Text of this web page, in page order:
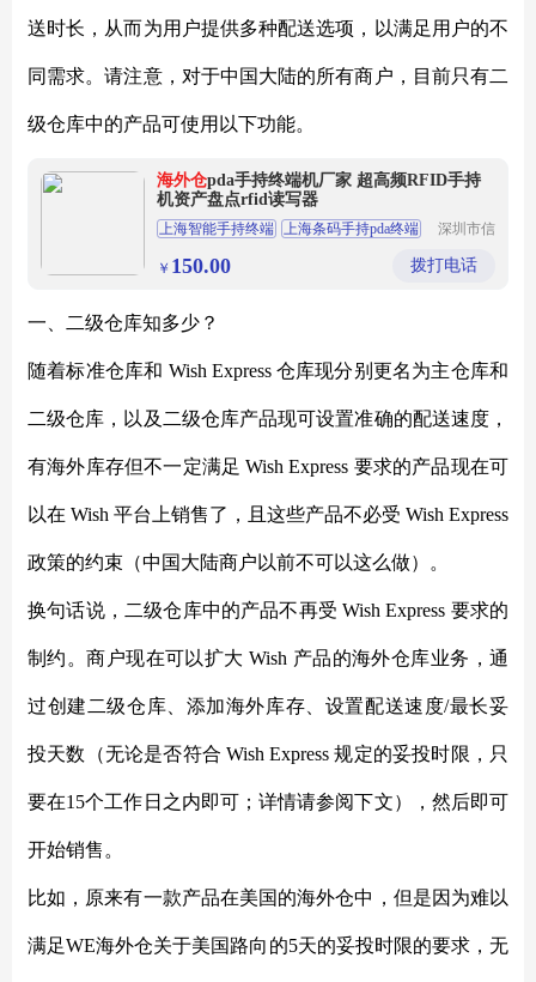
送时长，从而为用户提供多种配送选项，以满足用户的不
同需求。请注意，对于中国大陆的所有商户，目前只有二
级仓库中的产品可使用以下功能。
海外仓pda手持终端机厂家 超高频RFID手持
机资产盘点rfid读写器
上海智能手持终端 上海条码手持pda终端
上海手持身份证验证机
上海停车收费手持终端
深圳市信
别技术有
限公司
￥ 150.00 拨打电话
一、二级仓库知多少？
随着标准仓库和 Wish Express 仓库现分别更名为主仓库和
二级仓库，以及二级仓库产品现可设置准确的配送速度，
有海外库存但不一定满足 Wish Express 要求的产品现在可
以在 Wish 平台上销售了，且这些产品不必受 Wish Express
政策的约束（中国大陆商户以前不可以这么做）。
换句话说，二级仓库中的产品不再受 Wish Express 要求的
制约。商户现在可以扩大 Wish 产品的海外仓库业务，通
过创建二级仓库、添加海外库存、设置配送速度/最长妥
投天数（无论是否符合 Wish Express 规定的妥投时限，只
要在15个工作日之内即可；详情请参阅下文），然后即可
开始销售。
比如，原来有一款产品在美国的海外仓中，但是因为难以
满足WE海外仓关于美国路向的5天的妥投时限的要求，无